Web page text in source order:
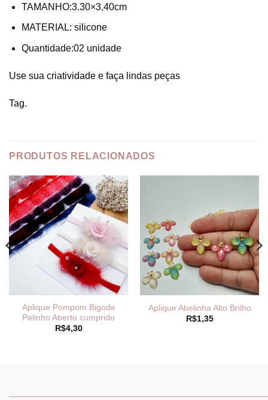
TAMANHO:3.30×3,40cm
MATERIAL: silicone
Quantidade:02 unidade
Use sua criatividade e faça lindas peças
Tag.
PRODUTOS RELACIONADOS
Aplique Pompom Bigode
Pelinho Aberto cumprido
R$4,30
Aplique Abelinha Alto Brilho
R$1,35